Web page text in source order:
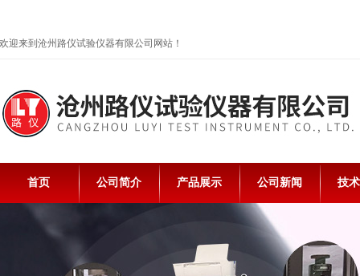
欢迎来到沧州路仪试验仪器有限公司网站！
首页 公司简介 产品展示 公司新闻 技